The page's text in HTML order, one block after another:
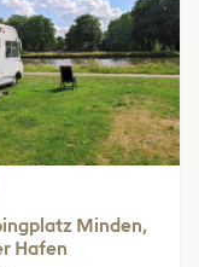
Minden,
Hafen